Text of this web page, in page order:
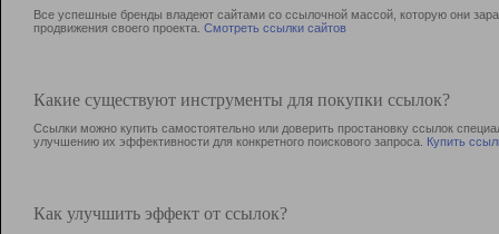
Все успешные бренды владеют сайтами со ссылочной массой, которую они
продвижения своего проекта. Смотреть ссылки сайтов
Какие существуют инструменты для покупки ссылок?
Ссылки можно купить самостоятельно или доверить простановку ссылок
улучшению их эффективности для конкретного поискового запроса. Купить
Как улучшить эффект от ссылок?